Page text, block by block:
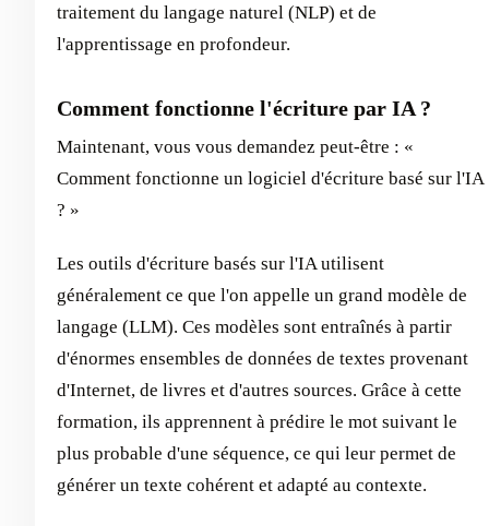
traitement du langage naturel (NLP) et de
l'apprentissage en profondeur.
Comment fonctionne l'écriture par IA ?
Maintenant, vous vous demandez peut-être : «
Comment fonctionne un logiciel d'écriture basé sur l'IA
? »
Les outils d'écriture basés sur l'IA utilisent
généralement ce que l'on appelle un grand modèle de
langage (LLM). Ces modèles sont entraînés à partir
d'énormes ensembles de données de textes provenant
d'Internet, de livres et d'autres sources. Grâce à cette
formation, ils apprennent à prédire le mot suivant le
plus probable d'une séquence, ce qui leur permet de
générer un texte cohérent et adapté au contexte.